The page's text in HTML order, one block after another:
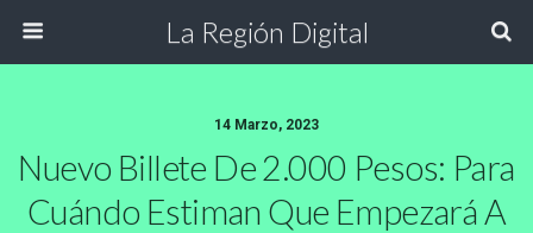
La Región Digital
14 Marzo, 2023
Nuevo Billete De 2.000 Pesos: Para
Cuándo Estiman Que Empezará A